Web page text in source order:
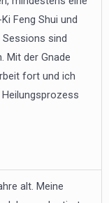
Feng Shui und
Sessions sind
Mit der Gnade
fort und ich
alt. Meine